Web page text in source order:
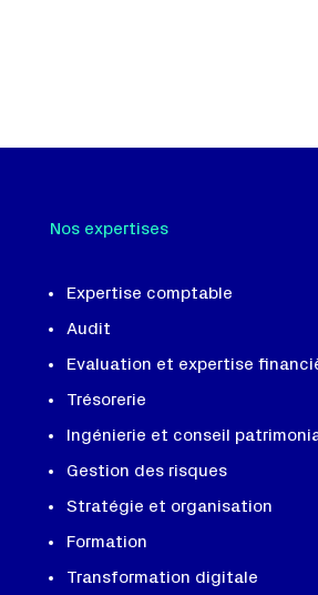
Nos expertises
Expertise comptable
Audit
Evaluation et expertise
Trésorerie
Ingénierie et conseil
Gestion des risques
Stratégie et organisation
Formation
Transformation digitale